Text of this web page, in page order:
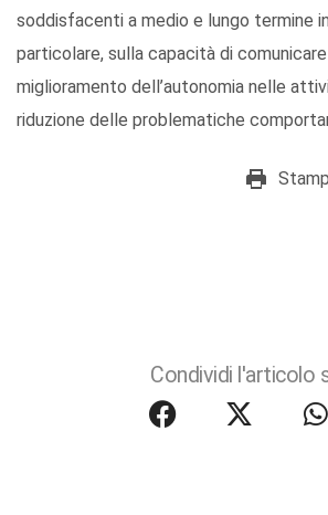
soddisfacenti a medio e lungo termine
particolare, sulla capacità di comunicare
miglioramento dell’autonomia nelle
riduzione delle problematiche
Condividi l'articolo